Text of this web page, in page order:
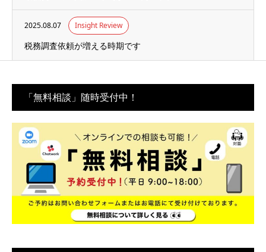
2025.08.07 Insight Review
税務調査依頼が増える時期です
「無料相談」随時受付中！